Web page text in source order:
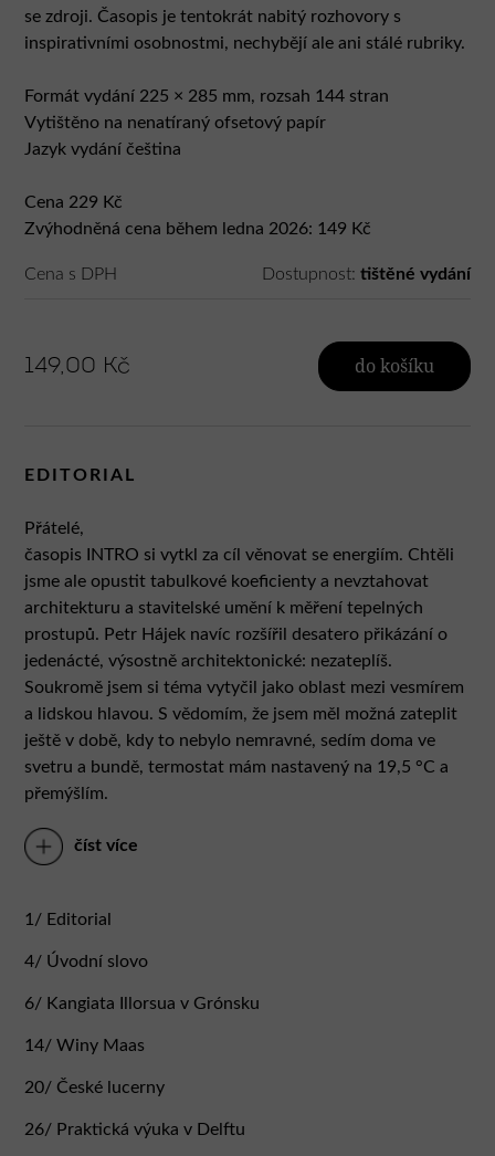
se zdroji. Časopis je tentokrát nabitý rozhovory s
inspirativními osobnostmi, nechybějí ale ani stálé rubriky.
Formát vydání 225 × 285 mm, rozsah 144 stran
Vytištěno na nenatíraný ofsetový papír
Jazyk vydání čeština
Cena 229 Kč
Zvýhodněná cena během ledna 2026: 149 Kč
Cena s DPH Dostupnost: tištěné vydání
149,00 Kč do košíku
EDITORIAL
Přátelé,
časopis INTRO si vytkl za cíl věnovat se energiím. Chtěli
jsme ale opustit tabulkové koeficienty a nevztahovat
architekturu a stavitelské umění k měření tepelných
prostupů. Petr Hájek navíc rozšířil desatero přikázání o
jedenácté, výsostně architektonické: nezateplíš.
Soukromě jsem si téma vytyčil jako oblast mezi vesmírem
a lidskou hlavou. S vědomím, že jsem měl možná zateplit
ještě v době, kdy to nebylo nemravné, sedím doma ve
svetru a bundě, termostat mám nastavený na 19,5 °C a
přemýšlím.
Řekl bych, že nás debaty o energiích a všemožných
otevřeme zprávy na webu, mluví nebo píše se tam o
cenách, spotřebě, emisích, oteplování. Respektive o
nám všem hrozí. Pozitivních výstupů registruji málo.
plynu a elektřiny jsme v České republice spotřebovali,
dokud jsem se nedočetl, že distributoři a dodavatelé
ušetřením jsme jim zaplatili méně, než očekávali/chtěli.
číst více
1/ Editorial
4/ Úvodní slovo
6/ Kangiata Illorsua v Grónsku
14/ Winy Maas
20/ České lucerny
26/ Praktická výuka v Delftu